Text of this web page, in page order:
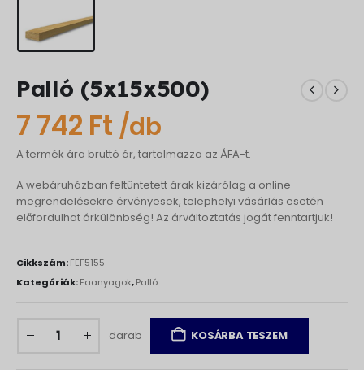
Palló (5x15x500)
7 742 Ft /db
A termék ára bruttó ár, tartalmazza az ÁFA-t.
A webáruházban feltüntetett árak kizárólag a online
megrendelésekre érvényesek, telephelyi vásárlás esetén
előfordulhat árkülönbség! Az árváltoztatás jogát fenntartjuk!
Cikkszám:FEF5155
Kategóriák:Faanyagok,Palló
darab KOSÁRBA TESZEM